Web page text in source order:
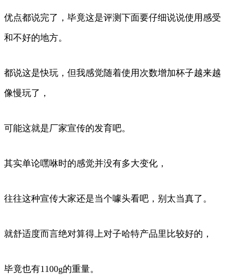
优点都说完了，毕竟这是评测下面要仔细说说使用感受
和不好的地方。
都说这是快玩，但我感觉随着使用次数增加杯子越来越
像慢玩了，
可能这就是厂家宣传的发育吧。
其实单论嘿咻时的感觉并没有多大变化，
往往这种宣传大家还是当个噱头看吧，别太当真了。
就舒适度而言绝对算得上对子哈特产品里比较好的，
毕竟也有1100g的重量。